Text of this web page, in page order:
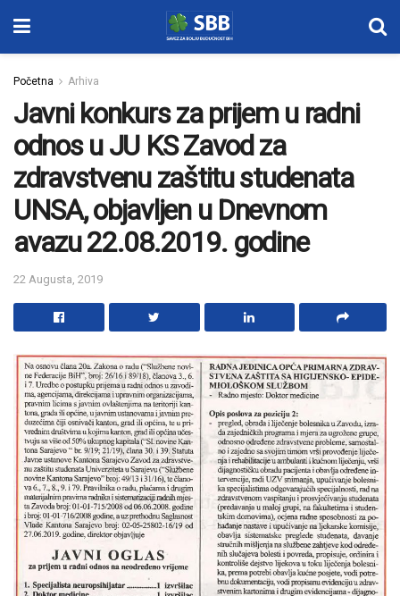
Početna Arhiva
Javni konkurs za prijem u radni
odnos u JU KS Zavod za
zdravstvenu zaštitu studenata
UNSA, objavljen u Dnevnom
avazu 22.08.2019. godine
22 Augusta, 2019